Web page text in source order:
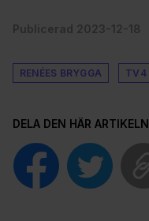
Publicerad 2023-12-18
RENÉES BRYGGA TV4
DELA DEN HÄR ARTIKELN